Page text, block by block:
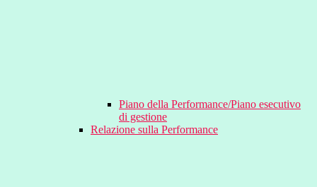
Piano della Performance/Piano esecutivo
di gestione
Relazione sulla Performance